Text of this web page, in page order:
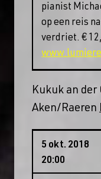
pianist
op een reis
verdriet. €
Kukuk an der
Aken/Raeren
5 okt. 2018
20:00